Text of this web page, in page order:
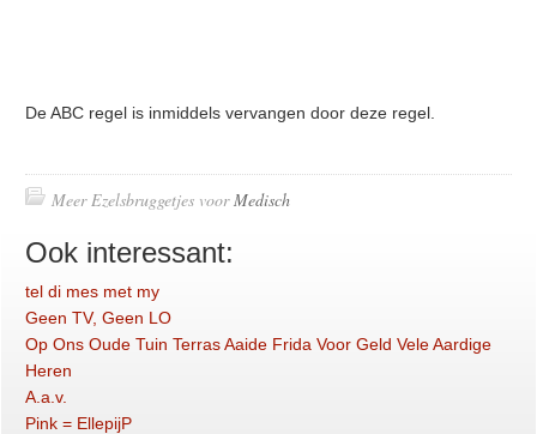
De ABC regel is inmiddels vervangen door deze regel.
Meer Ezelsbruggetjes voorMedisch
Ook interessant:
tel di mes met my
Geen TV, Geen LO
Op Ons Oude Tuin Terras Aaide Frida Voor Geld Vele Aardige
Heren
A.a.v.
Pink = EllepijP